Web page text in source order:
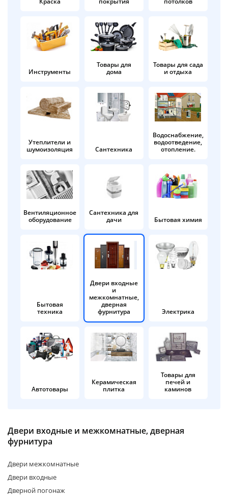
Инструменты
Товары для
дома
Товары для сада
и отдыха
Утеплители и
шумоизоляция
Сантехника
Водоснабжение,
водоотведение,
отопление.
Вентиляционное
оборудование
Сантехника для
дачи
Бытовая химия
Бытовая
техника
Двери входные
и
межкомнатные,
дверная
фурнитура
Электрика
Автотовары
Керамическая
плитка
Товары для
печей и
каминов
Двери входные и межкомнатные, дверная
фурнитура
Двери межкомнатные
Двери входные
Дверной погонаж
в корзину
Оплачивайте сегодня только
25% картой любого банка
Получайте товар
выбранный способом
Оставшиеся
% будут
по25%каждые 2 недели
Подробнее
об оплате Плайтом
раз в 2
недели
Остались вопросы?
8 800 302-02-51
plait.ru